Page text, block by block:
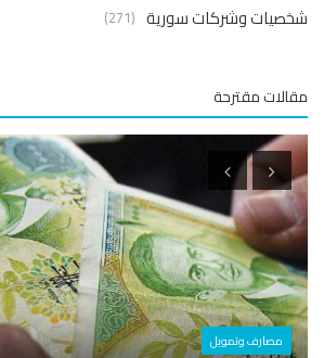
وشركات سورية (271)
مقترحة
مصارف وتمويل